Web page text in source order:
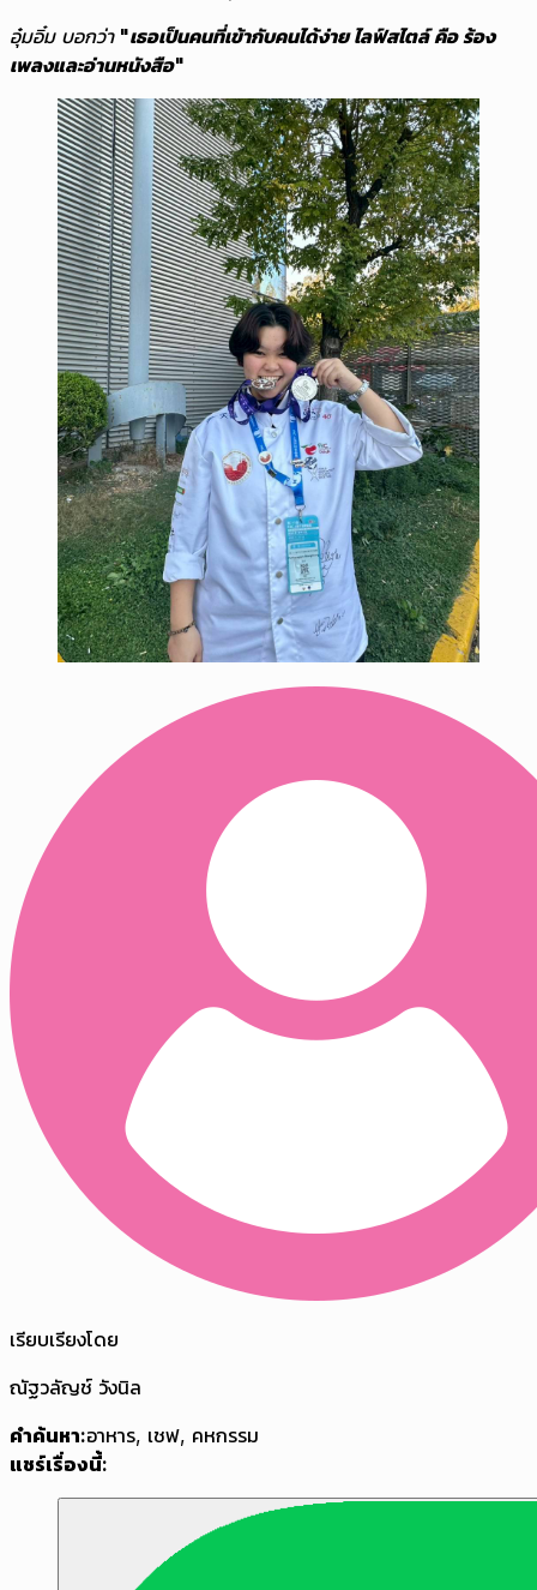
อุ๋มอิ๋ม บอกว่า"เธอเป็นคนที่เข้ากับคนได้ง่าย ไลฟ์สไตล์ คือ ร้อง
เพลงและอ่านหนังสือ"
เรียบเรียงโดย
ณัฐวลัญช์ วังนิล
คำค้นหา:อาหาร, เชฟ, คหกรรม
แชร์เรื่องนี้: